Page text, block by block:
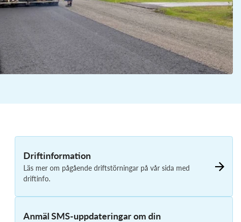
Vanliga frågor och svar
Vanliga frågor och svar
Driftinformation
Läs mer om pågående driftstörningar på vår sida med
driftinfo.
Anmäl SMS-uppdateringar om din